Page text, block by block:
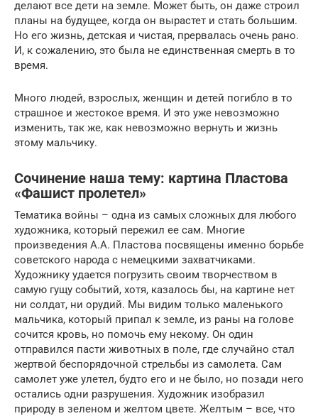
делают все дети на земле. Может быть, он даже строил
планы на будущее, когда он вырастет и стать большим.
Но его жизнь, детская и чистая, прервалась очень рано.
И, к сожалению, это была не единственная смерть в то
время.
Много людей, взрослых, женщин и детей погибло в то
страшное и жестокое время. И это уже невозможно
изменить, так же, как невозможно вернуть и жизнь
этому мальчику.
Сочинение наша тему: картина Пластова
«Фашист пролетел»
Тематика войны – одна из самых сложных для любого
художника, который пережил ее сам. Многие
произведения А.А. Пластова посвящены именно борьбе
советского народа с немецкими захватчиками.
Художнику удается погрузить своим творчеством в
самую гущу событий, хотя, казалось бы, на картине нет
ни солдат, ни орудий. Мы видим только маленького
мальчика, который припал к земле, из раны на голове
сочится кровь, но помочь ему некому. Он один
отправился пасти животных в поле, где случайно стал
жертвой беспорядочной стрельбы из самолета. Сам
самолет уже улетел, будто его и не было, но позади него
остались одни разрушения. Художник изобразил
природу в зеленом и желтом цвете. Желтым – все, что